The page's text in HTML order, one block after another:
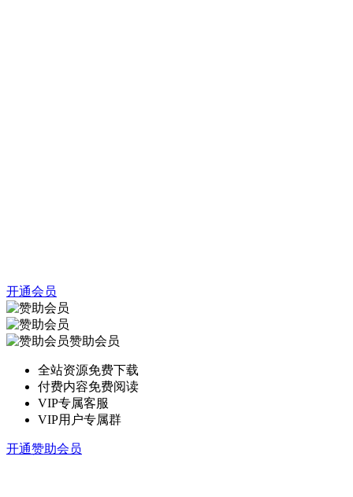
开通会员
赞助会员
全站资源免费下载
付费内容免费阅读
VIP专属客服
VIP用户专属群
开通赞助会员